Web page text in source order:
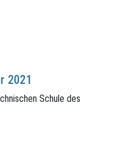
2021
Schule des